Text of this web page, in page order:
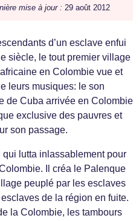
mise à jour : 29 août 2012
d’un esclave enfui
siè­cle, le tout pre­mier vil­lage
en Colom­bie vue et
leurs musiques: le son
de Cuba arrivée en Colom­bie
exclu­sive des pau­vres et
son passage.
lutta inlass­able­ment pour
Il créa le Palenque
peu­plé par les esclaves
de la région en fuite.
la Colom­bie, les tam­bours